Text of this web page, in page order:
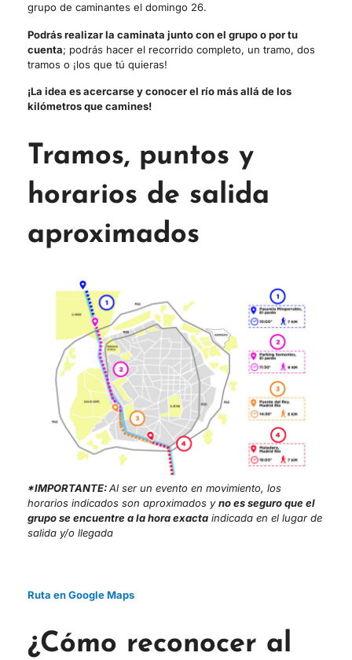
grupo de caminantes el domingo 26.
Podrás realizar la caminata junto con el grupo o por tu
cuenta; podrás hacer el recorrido completo, un tramo, dos
tramos o ¡los que tú quieras!
¡La idea es acercarse y conocer el río más allá de los
kilómetros que camines!
Tramos, puntos y
horarios de salida
aproximados
*IMPORTANTE:Al ser un evento en movimiento, los
horarios indicados son aproximados yno es seguro que el
grupo se encuentre a la hora exacta indicada en el lugar de
salida y/o llegada
Ruta en Google Maps
¿Cómo reconocer al